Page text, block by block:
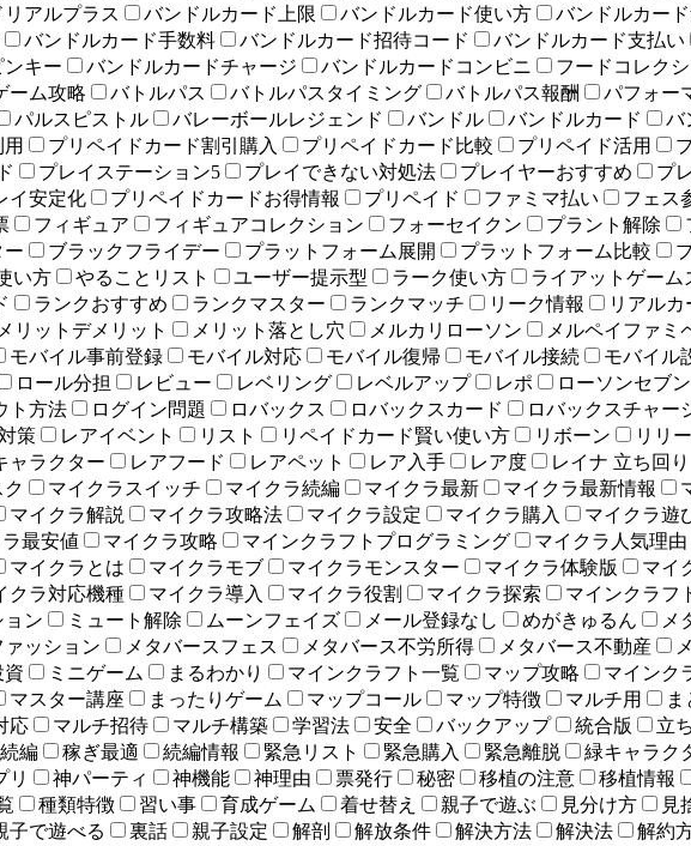
アルプラス バンドルカード上限 バンドルカード使い方 バンドルカー
バンドルカード手数料 バンドルカード招待コード バンドルカード支払い
ンキー バンドルカードチャージ バンドルカードコンビニ フードコレク
ーム攻略 バトルパス バトルパスタイミング バトルパス報酬 パフォー
パルスピストル バレーボールレジェンド バンドル バンドルカード バ
プリペイドカード割引購入 プリペイドカード比較 プリペイド活用
プレイステーション5 プレイできない対処法 プレイヤーおすすめ プ
イ安定化 プリペイドカードお得情報 プリペイド ファミマ払い フェス
フィギュア フィギュアコレクション フォーセイクン プラント解除
ー ブラックフライデー プラットフォーム展開 プラットフォーム比較
い方 やることリスト ユーザー提示型 ラーク使い方 ライアットゲーム
ランクおすすめ ランクマスター ランクマッチ リーク情報 リアルカ
メリットデメリット メリット落とし穴 メルカリローソン メルペイファミ
モバイル事前登録 モバイル対応 モバイル復帰 モバイル接続 モバイル
ロール分担 レビュー レベリング レベルアップ レポ ローソンセブン
ト方法 ログイン問題 ロバックス ロバックスカード ロバックスチャー
策 レアイベント リスト リペイドカード賢い使い方 リボーン リリ
ャラクター レアフード レアペット レア入手 レア度 レイナ 立ち回り
マイクラスイッチ マイクラ続編 マイクラ最新 マイクラ最新情報
マイクラ解説 マイクラ攻略法 マイクラ設定 マイクラ購入 マイクラ遊
最安値 マイクラ攻略 マインクラフトプログラミング マイクラ人気理由
マイクラとは マイクラモブ マイクラモンスター マイクラ体験版 マイ
クラ対応機種 マイクラ導入 マイクラ役割 マイクラ探索 マインクラフ
ョン ミュート解除 ムーンフェイズ メール登録なし めがきゅるん メ
ァッション メタバースフェス メタバース不労所得 メタバース不動産
資 ミニゲーム まるわかり マインクラフト一覧 マップ攻略 マインク
マスター講座 まったりゲーム マップコール マップ特徴 マルチ用 ま
応 マルチ招待 マルチ構築 学習法 安全 バックアップ 統合版 立
続編 稼ぎ最適 続編情報 緊急リスト 緊急購入 緊急離脱 緑キャラク
リ 神パーティ 神機能 神理由 票発行 秘密 移植の注意 移植情報
種類特徴 習い事 育成ゲーム 着せ替え 親子で遊ぶ 見分け方 見
子で遊べる 裏話 親子設定 解剖 解放条件 解決方法 解決法 解約